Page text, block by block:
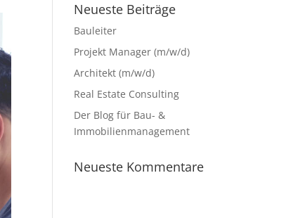
Neueste Beiträge
Bauleiter
Projekt Manager (m/w/d)
Architekt (m/w/d)
Real Estate Consulting
Der Blog für Bau- &
Immobilienmanagement
Neueste Kommentare